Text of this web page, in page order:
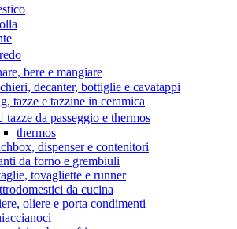
bere e mangiare
decanter, bottiglie e cavatappi
tazze e tazzine in ceramica
tazze da passeggio e thermos
thermos
dispenser e contenitori
da forno e grembiuli
tovagliette e runner
da cucina
oliere e porta condimenti